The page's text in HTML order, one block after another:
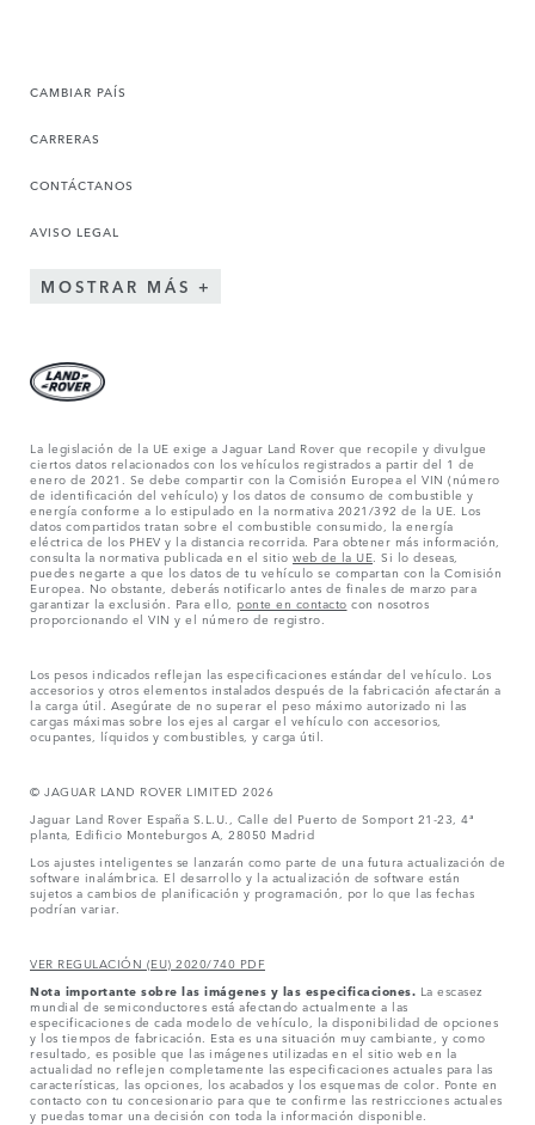
CAMBIAR PAÍS
CARRERAS
CONTÁCTANOS
AVISO LEGAL
MOSTRAR MÁS
La legislación de la UE exige a Jaguar Land Rover que recopile y divulgue
ciertos datos relacionados con los vehículos registrados a partir del 1 de
enero de 2021. Se debe compartir con la Comisión Europea el VIN (número
de identificación del vehículo) y los datos de consumo de combustible y
energía conforme a lo estipulado en la normativa 2021/392 de la UE. Los
datos compartidos tratan sobre el combustible consumido, la energía
eléctrica de los PHEV y la distancia recorrida. Para obtener más información,
consulta la normativa publicada en el sitio web de la UE . Si lo deseas,
puedes negarte a que los datos de tu vehículo se compartan con la Comisión
Europea. No obstante, deberás notificarlo antes de finales de marzo para
garantizar la exclusión. Para ello, ponte en contacto con nosotros
proporcionando el VIN y el número de registro.
Los pesos indicados reflejan las especificaciones estándar del vehículo. Los
accesorios y otros elementos instalados después de la fabricación afectarán a
la carga útil. Asegúrate de no superar el peso máximo autorizado ni las
cargas máximas sobre los ejes al cargar el vehículo con accesorios,
ocupantes, líquidos y combustibles, y carga útil.
© JAGUAR LAND ROVER LIMITED 2026
Jaguar Land Rover España S.L.U., Calle del Puerto de Somport 21-23, 4ª
planta, Edificio Monteburgos A, 28050 Madrid
Los ajustes inteligentes se lanzarán como parte de una futura actualización de
software inalámbrica. El desarrollo y la actualización de software están
sujetos a cambios de planificación y programación, por lo que las fechas
podrían variar.
VER REGULACIÓN (EU) 2020/740 PDF
Nota importante sobre las imágenes y las especificaciones. La escasez
mundial de semiconductores está afectando actualmente a las
especificaciones de cada modelo de vehículo, la disponibilidad de opciones
y los tiempos de fabricación. Esta es una situación muy cambiante, y como
resultado, es posible que las imágenes utilizadas en el sitio web en la
actualidad no reflejen completamente las especificaciones actuales para las
características, las opciones, los acabados y los esquemas de color. Ponte en
contacto con tu concesionario para que te confirme las restricciones actuales
y puedas tomar una decisión con toda la información disponible.